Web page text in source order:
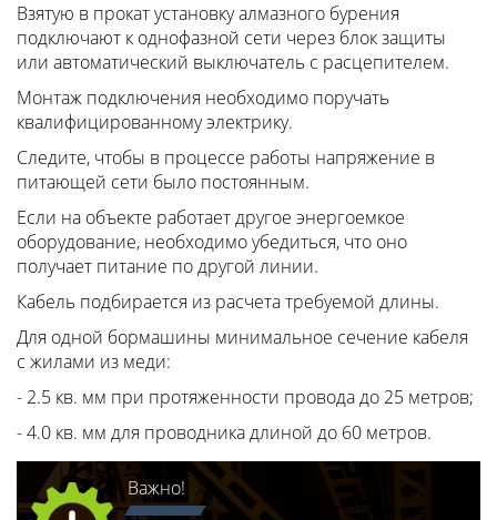
Взятую в прокат установку алмазного бурения
подключают к однофазной сети через блок защиты
или автоматический выключатель с расцепителем.
Монтаж подключения необходимо поручать
квалифицированному электрику.
Следите, чтобы в процессе работы напряжение в
питающей сети было постоянным.
Если на объекте работает другое энергоемкое
оборудование, необходимо убедиться, что оно
получает питание по другой линии.
Кабель подбирается из расчета требуемой длины.
Для одной бормашины минимальное сечение кабеля
с жилами из меди:
- 2.5 кв. мм при протяженности провода до 25 метров;
- 4.0 кв. мм для проводника длиной до 60 метров.
Важно!